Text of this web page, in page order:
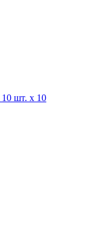
шт. х 10